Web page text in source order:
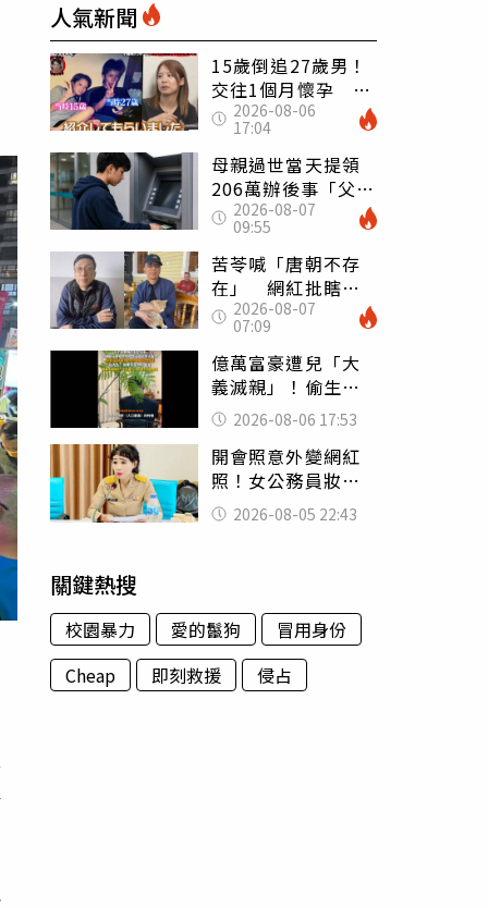
人氣新聞
15歲倒追27歲男！
交往1個月懷孕 36
歲當阿嬤故事曝光
2026-08-06
17:04
母親過世當天提領
206萬辦後事「父子
遭判刑」 律師：
搶錢先下手是罪
2026-08-07
09:55
苦苓喊「唐朝不存
在」 網紅批瞎編
歷史：李白、杜甫
用鮮卑文寫詩？
2026-08-07
07:09
億萬富豪遭兒「大
義滅親」！偷生子
怕曝光 竟盜鄰居
身份辦假證落戶
2026-08-06 17:53
開會照意外變網紅
照！女公務員妝容
掀2千則留言 本人
怒嗆：化妝有錯嗎
2026-08-05 22:43
關鍵熱搜
校園暴力 愛的鬣狗
冒用身份
Cheap
即刻救援 侵占